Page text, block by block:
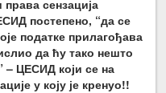
сензација
постепено, “да се
податке прилагођава
да ћу тако нешто
– ЦЕСИД који се на
у коју је кренуо!!